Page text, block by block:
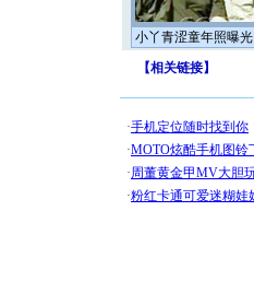
小丫青涩童年照曝光
【相关链接】